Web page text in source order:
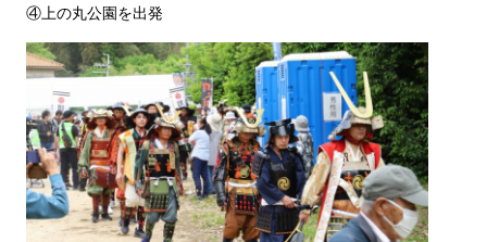
④上の丸公園を出発